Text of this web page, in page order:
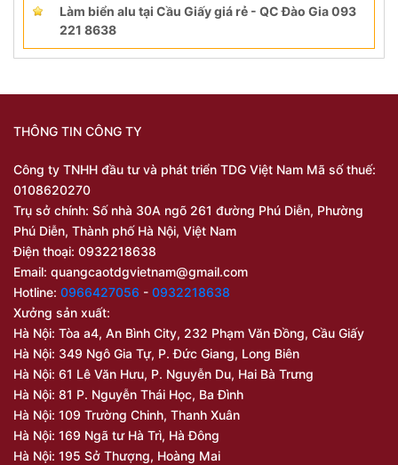
Làm biển alu tại Cầu Giấy giá rẻ - QC Đào Gia 093
221 8638
THÔNG TIN CÔNG TY
Công ty TNHH đầu tư và phát triển TDG Việt Nam Mã số thuế:
0108620270
Trụ sở chính: Số nhà 30A ngõ 261 đường Phú Diễn, Phường
Phú Diễn, Thành phố Hà Nội, Việt Nam
Điện thoại: 0932218638
Email: quangcaotdgvietnam@gmail.com
Hotline: 0966427056 - 0932218638
Xưởng sản xuất:
Hà Nội: Tòa a4, An Bình City, 232 Phạm Văn Đồng, Cầu Giấy
Hà Nội: 349 Ngô Gia Tự, P. Đức Giang, Long Biên
Hà Nội: 61 Lê Văn Hưu, P. Nguyễn Du, Hai Bà Trưng
Hà Nội: 81 P. Nguyễn Thái Học, Ba Đình
Hà Nội: 109 Trường Chinh, Thanh Xuân
Hà Nội: 169 Ngã tư Hà Trì, Hà Đông
Hà Nội: 195 Sở Thượng, Hoàng Mai